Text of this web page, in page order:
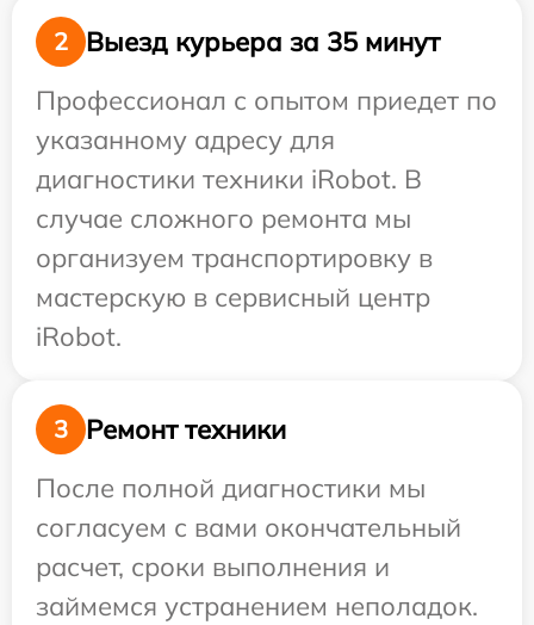
2
Выезд курьера за 35 минут
Профессионал с опытом приедет по
указанному адресу для
диагностики техники iRobot. В
случае сложного ремонта мы
организуем транспортировку в
мастерскую в сервисный центр
iRobot.
3
Ремонт техники
После полной диагностики мы
согласуем с вами окончательный
расчет, сроки выполнения и
займемся устранением неполадок.